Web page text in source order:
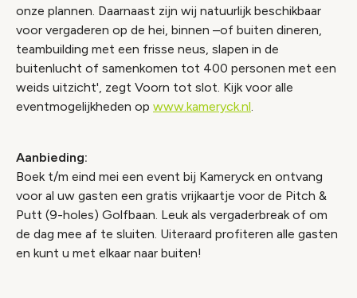
onze plannen. Daarnaast zijn wij natuurlijk beschikbaar
voor vergaderen op de hei, binnen –of buiten dineren,
teambuilding met een frisse neus, slapen in de
buitenlucht of samenkomen tot 400 personen met een
weids uitzicht', zegt Voorn tot slot. Kijk voor alle
eventmogelijkheden op www.kameryck.nl.
Aanbieding:
Boek t/m eind mei een event bij Kameryck en ontvang
voor al uw gasten een gratis vrijkaartje voor de Pitch &
Putt (9-holes) Golfbaan. Leuk als vergaderbreak of om
de dag mee af te sluiten. Uiteraard profiteren alle gasten
en kunt u met elkaar naar buiten!